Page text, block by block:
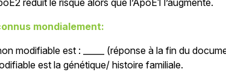
réduit le risque alors que l’ApoE1 l’augmente.
mondialement:
modifiable est : _____ (réponse à la fin du
est la génétique/ histoire familiale.